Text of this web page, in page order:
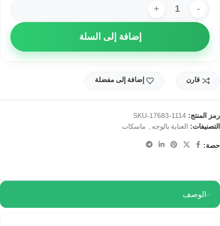
إضافة إلى السلة
قارن إضافة إلى مفضلة
رمز المنتج: SKU-17683-1114
التصنيفات: العناية بالوجه , ماسكات
حصة:
الوصف